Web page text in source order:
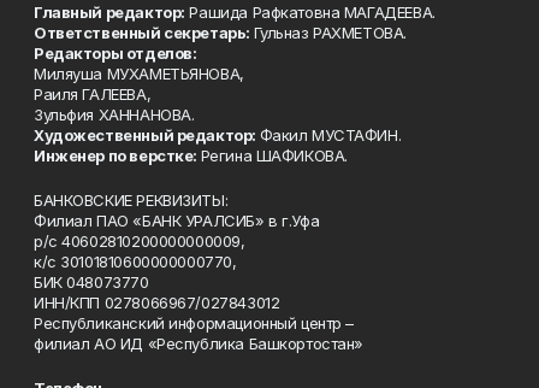
Главный редактор: Рашида Рафкатовна МАГАДЕЕВА.
Ответственный секретарь: Гульназ РАХМЕТОВА.
Редакторы отделов:
Миляуша МУХАМЕТЬЯНОВА,
Раиля ГАЛЕЕВА,
Зульфия ХАННАНОВА.
Художественный редактор: Факил МУСТАФИН.
Инженер по верстке: Регина ШАФИКОВА.
БАНКОВСКИЕ РЕКВИЗИТЫ:
Филиал ПАО «БАНК УРАЛСИБ» в г.Уфа
р/с 40602810200000000009,
к/с 30101810600000000770,
БИК 048073770
ИНН/КПП 0278066967/027843012
Республиканский информационный центр –
филиал АО ИД «Республика Башкортостан»